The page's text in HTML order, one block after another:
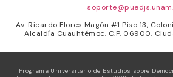
Av. Ricardo Flores Magón #1 Piso 13,
Alcaldía Cuauhtémoc, C.P. 06900,
Programa Universitario de Estudios sobre